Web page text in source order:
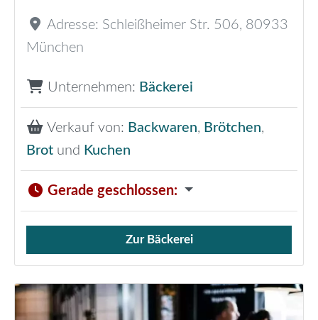
Adresse: Schleißheimer Str. 506, 80933
München
Unternehmen: Bäckerei
Verkauf von: Backwaren, Brötchen,
Brot und Kuchen
Gerade geschlossen:
Verkauf von Brötchen,
Zur Bäckerei